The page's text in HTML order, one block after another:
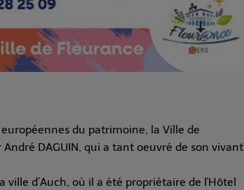
du patrimoine, la Ville de
DAGUIN, qui a tant oeuvré de son vivant
d’Auch, où il a été propriétaire de l'Hôtel
Proposée par Jean
Anza